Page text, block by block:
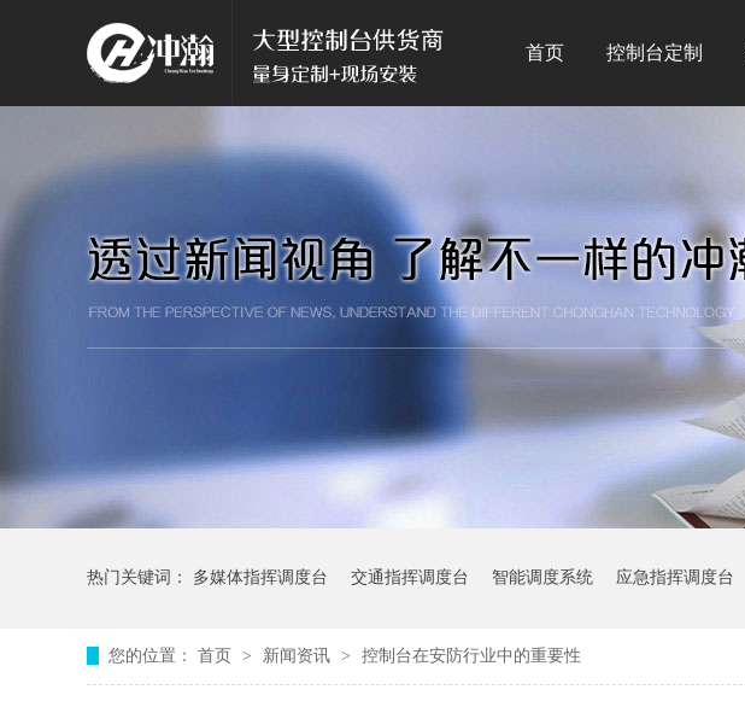
首页 控制台定制
热门关键词： 多媒体指挥调度台 交通指挥调度台 智能调度系统 应急指挥调度台
您的位置： 首页 > 新闻资讯 > 控制台在安防行业中的重要性